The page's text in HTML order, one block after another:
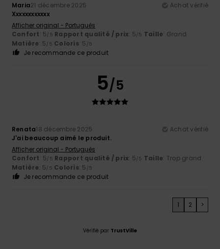
Maria21 décembre 2025
Achat vérifié
Xxxxxxxxxxxx
Afficher original - Português
Confort: 5/5 Rapport qualité / prix: 5/5 Taille: Grand
Matière: 5/5 Coloris: 5 /5
Je recommande ce produit
5/5
Renata18 décembre 2025
Achat vérifié
J'ai beaucoup aimé le produit.
Afficher original - Português
Confort: 5/5 Rapport qualité / prix: 5/5 Taille: Trop grand
Matière: 5/5 Coloris: 5 /5
Je recommande ce produit
1 2 >
Vérifié par TrustVille